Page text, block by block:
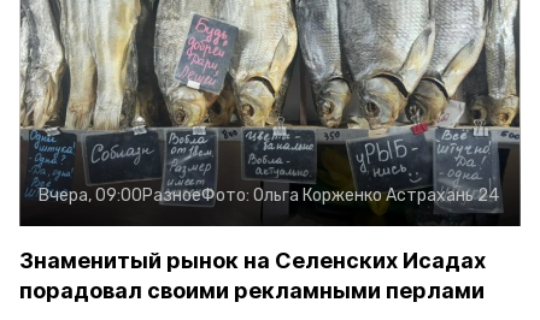
Вчера, 09:00РазноеФото: Ольга КорженкоАстрахань 24
Знаменитый рынок на Селенских Исадах
порадовал своими рекламными перлами